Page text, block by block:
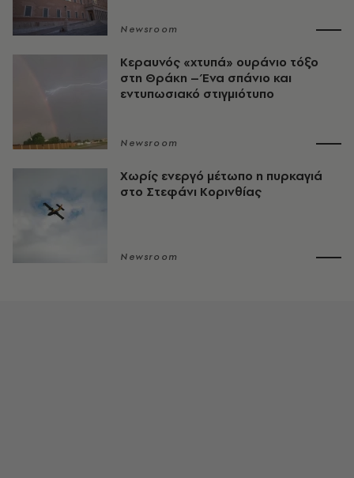
Newsroom
Κεραυνός «χτυπά» ουράνιο τόξο
στη Θράκη – Ένα σπάνιο και
εντυπωσιακό στιγμιότυπο
Newsroom
Χωρίς ενεργό μέτωπο η πυρκαγιά
στο Στεφάνι Κορινθίας
Newsroom